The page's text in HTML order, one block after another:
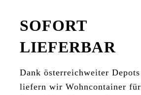
SOFORT
LIEFERBAR
Dank österreichweiter Depots
liefern wir Wohncontainer für